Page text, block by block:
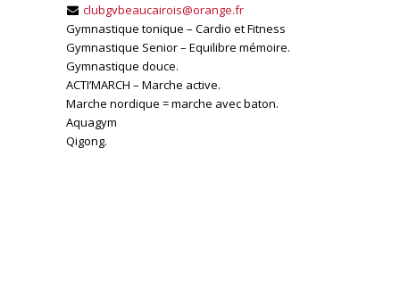
clubgvbeaucairois@orange.fr
Gymnastique tonique – Cardio et Fitness
Gymnastique Senior – Equilibre mémoire.
Gymnastique douce.
ACTI’MARCH – Marche active.
Marche nordique = marche avec baton.
Aquagym
Qigong.